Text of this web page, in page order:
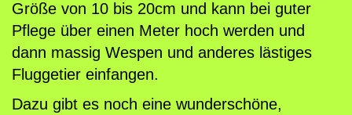
a
,
D
r
.
Größe von 10 bis 20cm und kann bei guter
Pflege über einen Meter hoch werden und
dann massig Wespen und anderes lästiges
Fluggetier einfangen.
Dazu gibt es noch eine wunderschöne,